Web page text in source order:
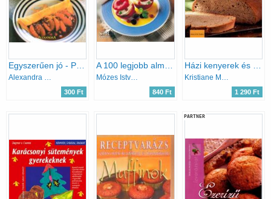
Egyszerűen jó - Palacsinta-és crépes-receptek
Alexandra Kiadó
300 Ft
A 100 legjobb almás finomság
Mózes István Miklós Bártfai László
840 Ft
Házi kenyerek és péksütemények
Kristiane Müller-Urban
1 290 Ft
PARTNER